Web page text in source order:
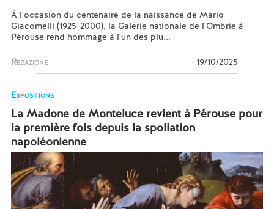
À l'occasion du centenaire de la naissance de Mario
Giacomelli (1925-2000), la Galerie nationale de l'Ombrie à
Pérouse rend hommage à l'un des plu...
Redazione 19/10/2025
Expositions
La Madone de Monteluce revient à Pérouse pour
la première fois depuis la spoliation
napoléonienne